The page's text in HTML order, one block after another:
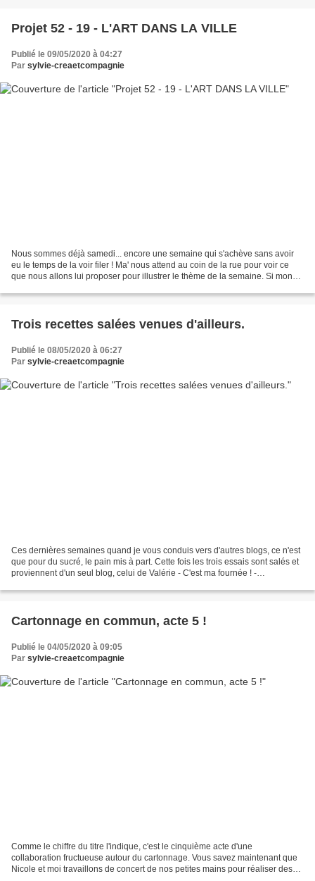
Projet 52 - 19 - L'ART DANS LA VILLE
Publié le 09/05/2020 à 04:27
Par sylvie-creaetcompagnie
Nous sommes déjà samedi... encore une semaine qui s'achève sans avoir
eu le temps de la voir filer ! Ma' nous attend au coin de la rue pour voir ce
que nous allons lui proposer pour illustrer le thème de la semaine. Si mon
Trois recettes salées venues d'ailleurs.
Publié le 08/05/2020 à 06:27
Par sylvie-creaetcompagnie
Ces dernières semaines quand je vous conduis vers d'autres blogs, ce n'est
que pour du sucré, le pain mis à part. Cette fois les trois essais sont salés et
proviennent d'un seul blog, celui de Valérie - C'est ma fournée ! -
Cartonnage en commun, acte 5 !
Publié le 04/05/2020 à 09:05
Par sylvie-creaetcompagnie
Comme le chiffre du titre l'indique, c'est le cinquième acte d'une
collaboration fructueuse autour du cartonnage. Vous savez maintenant que
Nicole et moi travaillons de concert de nos petites mains pour réaliser des